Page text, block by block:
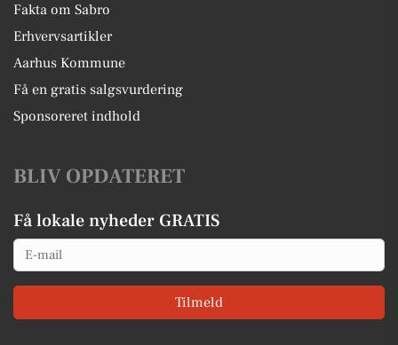
Fakta om Sabro
Erhvervsartikler
Aarhus Kommune
Få en gratis salgsvurdering
Sponsoreret indhold
BLIV OPDATERET
Få lokale nyheder GRATIS
Email
Tilmeld